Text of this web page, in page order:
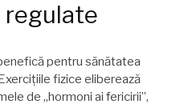
regulate
pentru sănătatea
fizice eliberează
de „hormoni ai fericirii”,